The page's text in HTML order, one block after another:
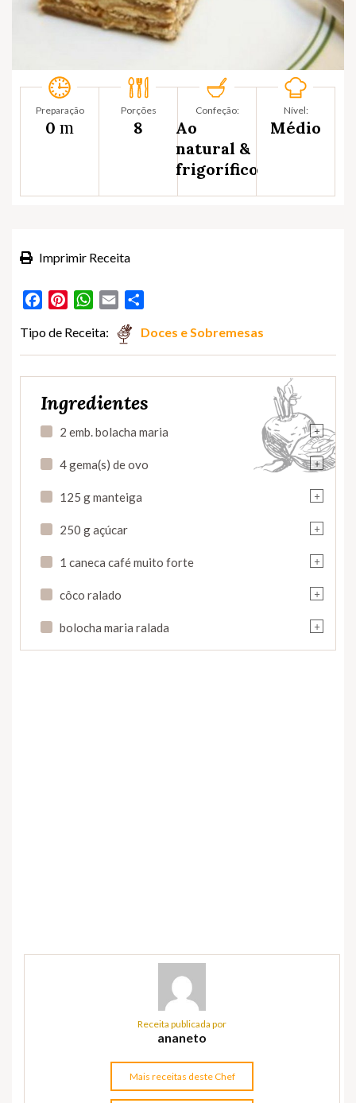
Preparação
0 m
Porções
8
Confeção:
Ao
natural &
frigorífico
Nível:
Médio
Imprimir Receita
FacebookPinterestWhatsApp
Email
Tipo de Receita: Doces e Sobremesas
Ingredientes
+
2 emb. bolacha maria
+
4 gema(s) de ovo
+
125 g manteiga
+
250 g açúcar
+
1 caneca café muito forte
+
côco ralado
+
bolocha maria ralada
Receita publicada por
ananeto
Mais receitas deste Chef